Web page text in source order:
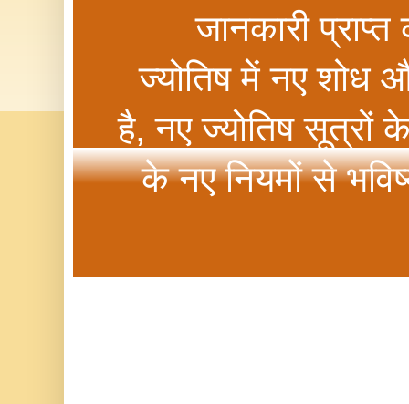
जानकारी
ज्योतिष में नए शोध
है, नए ज्योतिष सूत्रों
के नए नियमों से